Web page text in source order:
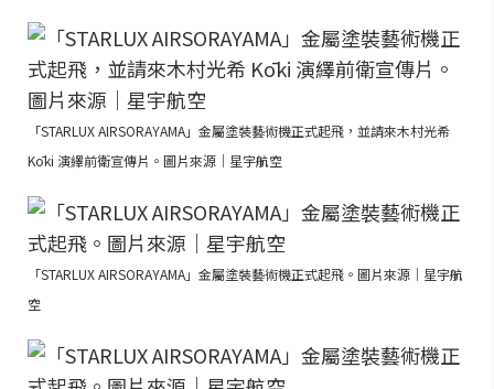
「STARLUX AIRSORAYAMA」金屬塗裝藝術機正式起飛，並請來木村光希
Kōki 演繹前衛宣傳片。圖片來源｜星宇航空
「STARLUX AIRSORAYAMA」金屬塗裝藝術機正式起飛。圖片來源｜星宇航
空